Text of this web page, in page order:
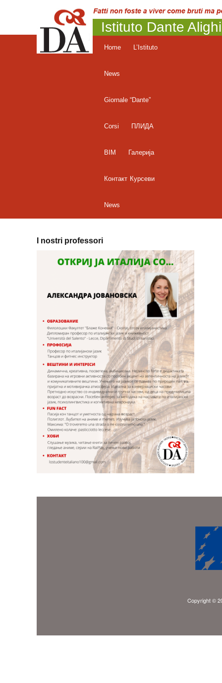
Istituto Dante
Home L’Istituto
News
Giornale “Dante”
Corsi ПЛИДА
BIM Галерија
Контакт Курсеви
News
I nostri professori
Copyright ©